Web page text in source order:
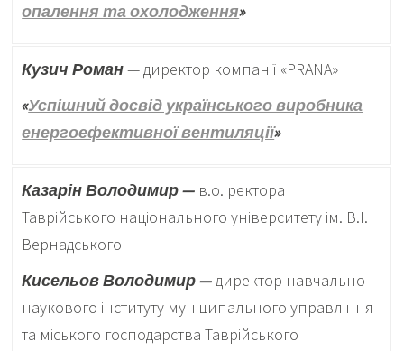
опалення та охолодження»
Кузич Роман— директор компанії «PRANA»
«Успішний досвід українського виробника
енергоефективної вентиляції»
Казарін Володимир — в.о. ректора
Таврійського національного університету ім. В.І.
Вернадського
Кисельов Володимир —директор навчально-
наукового інституту муніципального управління
та міського господарства Таврійського